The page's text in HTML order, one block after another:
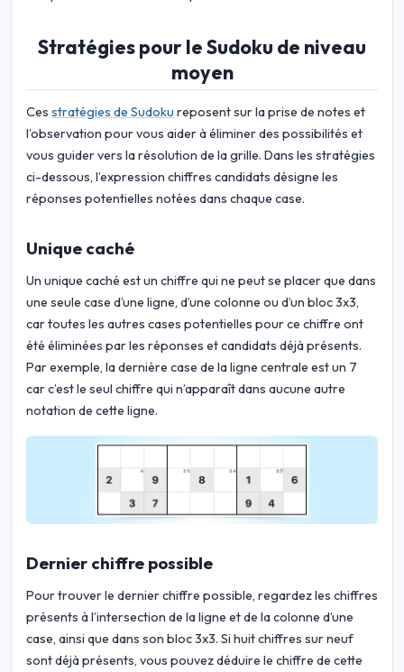
Stratégies pour le Sudoku de niveau
moyen
Ces stratégies de Sudoku reposent sur la prise de notes et
l’observation pour vous aider à éliminer des possibilités et
vous guider vers la résolution de la grille. Dans les stratégies
ci-dessous, l’expression chiffres candidats désigne les
réponses potentielles notées dans chaque case.
Unique caché
Un unique caché est un chiffre qui ne peut se placer que dans
une seule case d’une ligne, d’une colonne ou d’un bloc 3x3,
car toutes les autres cases potentielles pour ce chiffre ont
été éliminées par les réponses et candidats déjà présents.
Par exemple, la dernière case de la ligne centrale est un 7
car c’est le seul chiffre qui n’apparaît dans aucune autre
notation de cette ligne.
Dernier chiffre possible
Pour trouver le dernier chiffre possible, regardez les chiffres
présents à l’intersection de la ligne et de la colonne d’une
case, ainsi que dans son bloc 3x3. Si huit chiffres sur neuf
sont déjà présents, vous pouvez déduire le chiffre de cette